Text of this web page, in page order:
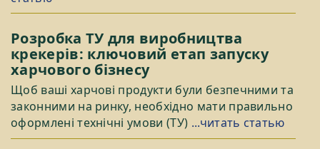
Розробка ТУ для виробництва
крекерів: ключовий етап запуску
харчового бізнесу
Щоб ваші харчові продукти були безпечними та
законними на ринку, необхідно мати правильно
оформлені технічні умови (ТУ) ...читать статью